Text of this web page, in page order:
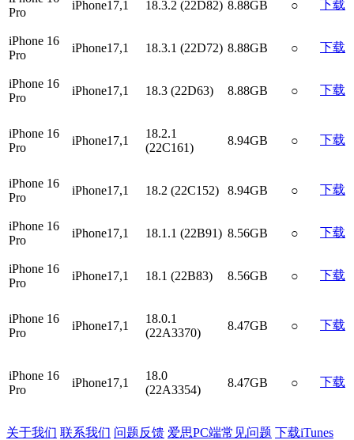
Pro
iPhone17,1 18.3.2 (22D82) 8.88GB ○ 下载
iPhone 16
Pro
iPhone17,1 18.3.1 (22D72) 8.88GB ○ 下载
iPhone 16
Pro
iPhone17,1 18.3 (22D63) 8.88GB ○ 下载
iPhone 16
Pro
iPhone17,1
18.2.1
(22C161)
8.94GB ○ 下载
iPhone 16
Pro
iPhone17,1 18.2 (22C152) 8.94GB ○ 下载
iPhone 16
Pro
iPhone17,1 18.1.1 (22B91) 8.56GB ○ 下载
iPhone 16
Pro
iPhone17,1 18.1 (22B83) 8.56GB ○ 下载
iPhone 16
Pro
iPhone17,1
18.0.1
(22A3370)
8.47GB ○ 下载
iPhone 16
Pro
iPhone17,1
18.0
(22A3354)
8.47GB ○ 下载
关于我们 联系我们 问题反馈 爱思PC端常见问题 下载iTunes